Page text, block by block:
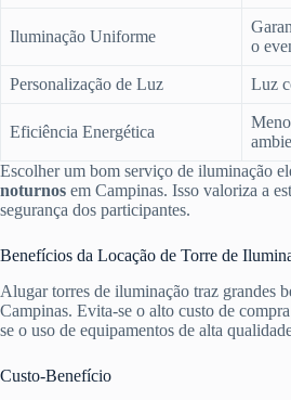
Iluminação Uniforme
o
Personalização de Luz Luz
Eficiência Energética
Escolher um bom serviço de iluminação
noturnos em Campinas. Isso valoriza a
segurança dos participantes.
Benefícios da Locação de Torre de
Alugar torres de iluminação traz grandes
Campinas. Evita-se o alto custo de
se o uso de equipamentos de alta
Custo-Benefício